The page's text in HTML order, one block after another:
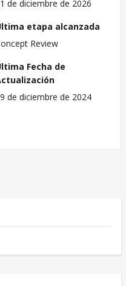
de diciembre de 2026
etapa alcanzada
Review
Fecha de
de diciembre de 2024